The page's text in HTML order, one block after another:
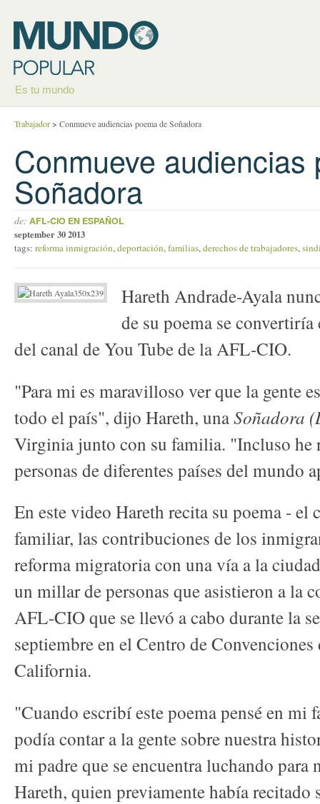
Es tu mundo
Trabajador> Conmueve audiencias poema de Soñadora
Conmueve audiencias
Soñadora
de: AFL-CIO EN ESPAÑOL
september 30 2013
tags: reforma inmigración,deportación,familias,derechos de trabajadores,
Hareth Andrade-Ayala
de su poema se
del canal de You Tube de la AFL-CIO.
"Para mi es maravilloso ver que la gente
todo el país", dijo Hareth, unaSoñadora
Virginia junto con su familia. "Incluso he
personas de diferentes países del mundo
En este video Hareth recita su poema - el
familiar, las contribuciones de los
reforma migratoria con una vía a la
un millar de personas que asistieron a la
AFL-CIO que se llevó a cabo durante la
septiembre en el Centro de
California.
"Cuando escribí este poema pensé en mi
podía contar a la gente sobre nuestra
mi padre que se encuentra luchando
Hareth, quien previamente había recitado